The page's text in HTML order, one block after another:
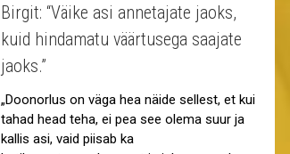
Birgit: “Väike asi annetajate jaoks,
kuid hindamatu väärtusega saajate
jaoks.”
„Doonorlus on väga hea näide sellest, et kui
tahad head teha, ei pea see olema suur ja
kallis asi, vaid piisab ka